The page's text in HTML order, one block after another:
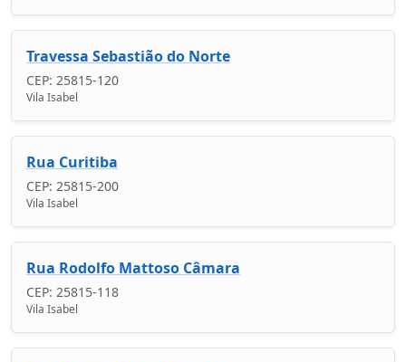
Travessa Sebastião do Norte
CEP: 25815-120
Vila Isabel
Rua Curitiba
CEP: 25815-200
Vila Isabel
Rua Rodolfo Mattoso Câmara
CEP: 25815-118
Vila Isabel